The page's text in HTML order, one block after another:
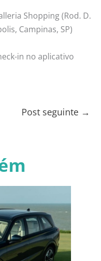
Shopping (Rod. D.
Campinas, SP)
in no aplicativo
Post seguinte →